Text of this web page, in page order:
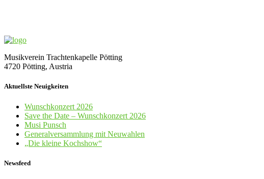
Musikverein Trachtenkapelle Pötting
4720 Pötting, Austria
Aktuellste Neuigkeiten
Wunschkonzert 2026
Save the Date – Wunschkonzert 2026
Musi Punsch
Generalversammlung mit Neuwahlen
„Die kleine Kochshow“
Newsfeed